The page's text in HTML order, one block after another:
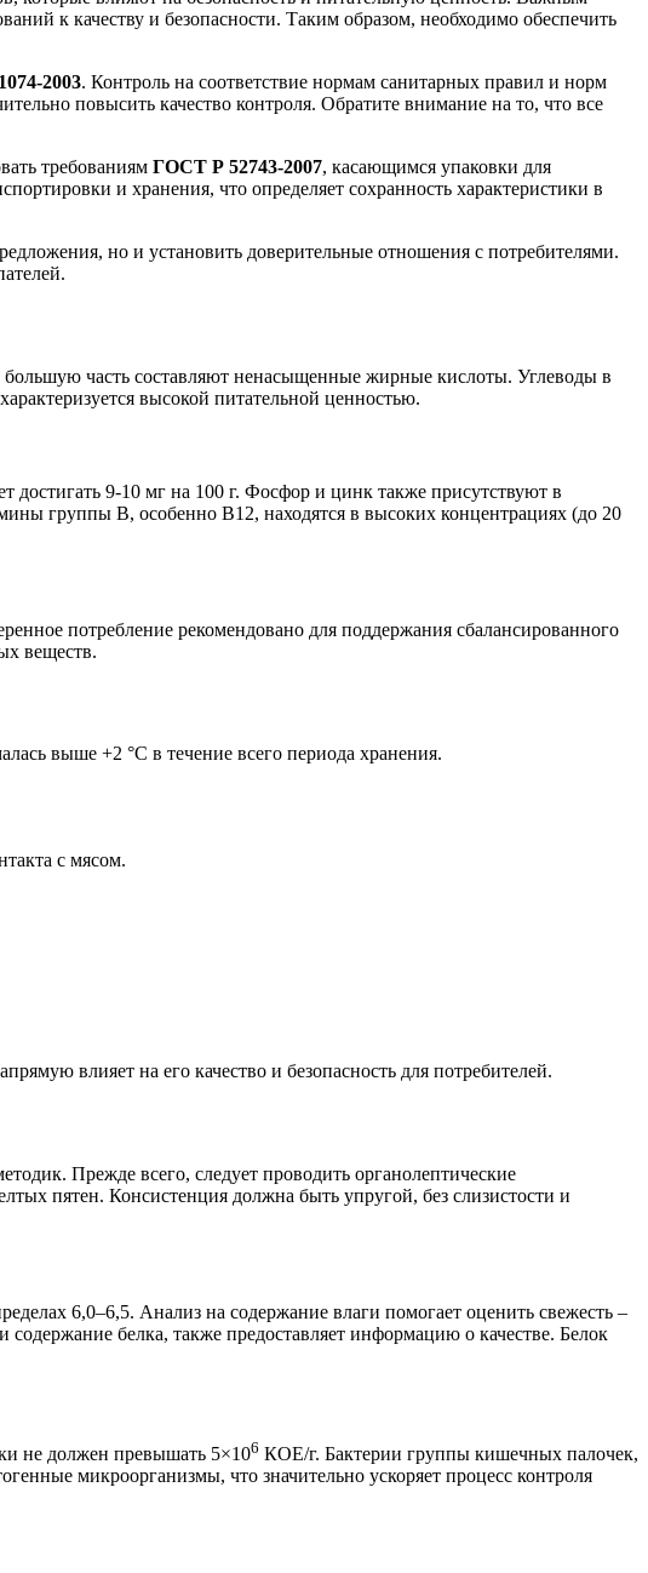
к качеству и безопасности. Таким образом, необходимо обеспечить
2003. Контроль на соответствие нормам санитарных правил и норм
повысить качество контроля. Обратите внимание на то, что все
требованиям ГОСТ Р 52743-2007, касающимся упаковки для
и хранения, что определяет сохранность характеристики в
но и установить доверительные отношения с потребителями.
большую часть составляют ненасыщенные жирные кислоты. Углеводы в
высокой питательной ценностью.
достигать 9-10 мг на 100 г. Фосфор и цинк также присутствуют в
группы B, особенно B12, находятся в высоких концентрациях (до 20
потребление рекомендовано для поддержания сбалансированного
веществ.
выше +2 °C в течение всего периода хранения.
с мясом.
влияет на его качество и безопасность для потребителей.
Прежде всего, следует проводить органолептические
пятен. Консистенция должна быть упругой, без слизистости и
6,0–6,5. Анализ на содержание влаги помогает оценить свежесть –
белка, также предоставляет информацию о качестве. Белок
не должен превышать 5×106 КОЕ/г. Бактерии группы кишечных палочек,
микроорганизмы, что значительно ускоряет процесс контроля